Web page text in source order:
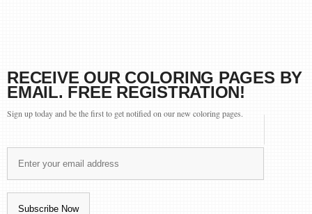
RECEIVE OUR COLORING PAGES BY
EMAIL. FREE REGISTRATION!
Sign up today and be the first to get notified on our new coloring pages.